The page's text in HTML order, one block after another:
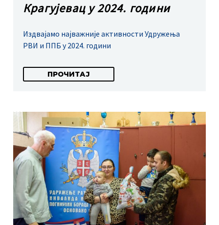
Крагујевац у 2024. години
Издвајамо најважније активности Удружења
РВИ и ППБ у 2024. години
ПРОЧИТАЈ